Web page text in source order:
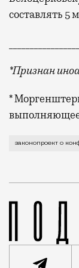
составлять 5
*Признан
*
выполняющее
законопроект о